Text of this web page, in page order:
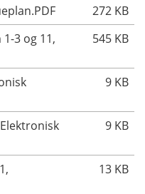
272 KB
3 og 11,
545 KB
9 KB
9 KB
13 KB